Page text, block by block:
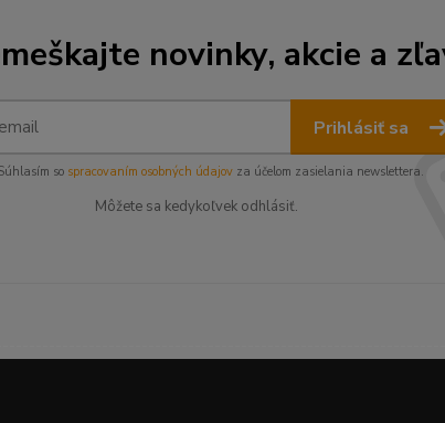
novinky, akcie a
Prihlásiť sa
so spracovaním osobných údajovza účelom zasielania newslettera.
Môžete sa kedykoľvek odhlásiť.